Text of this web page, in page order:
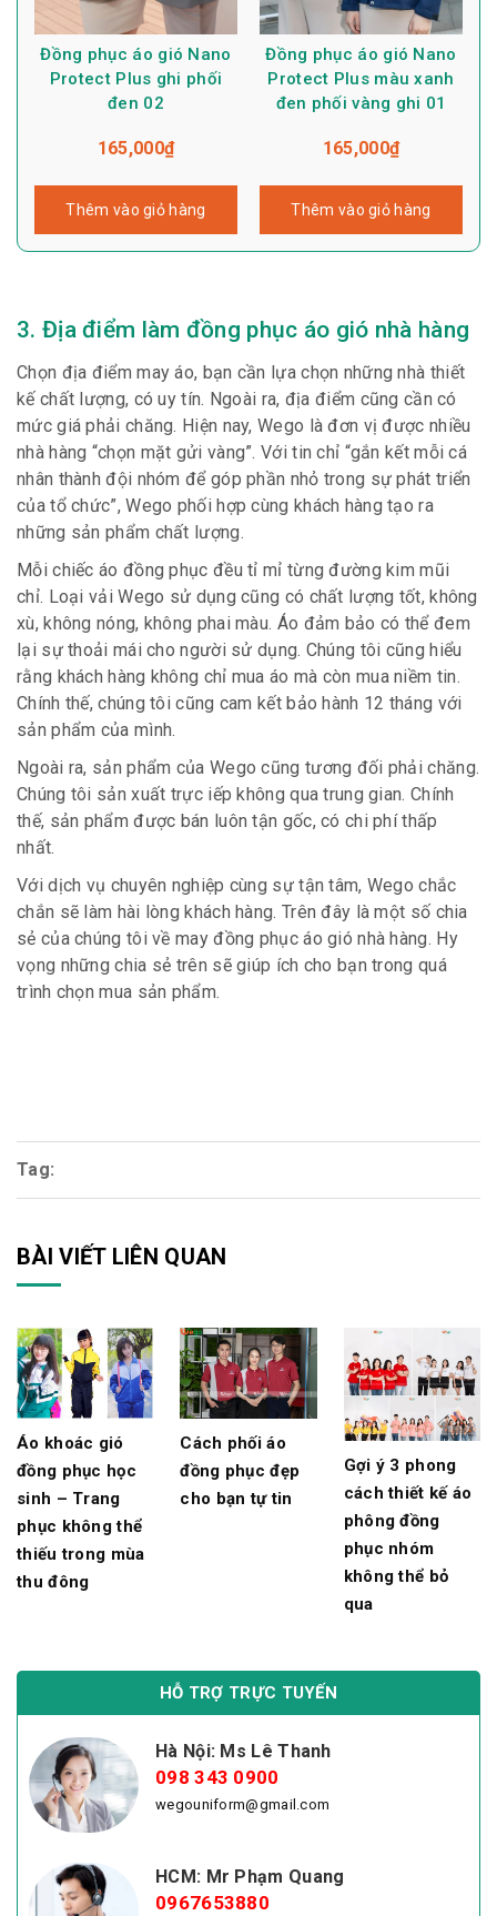
Đồng phục áo gió Nano
Protect Plus ghi phối
đen 02
165,000₫
Thêm vào giỏ hàng
Đồng phục áo gió Nano
Protect Plus màu xanh
đen phối vàng ghi 01
165,000₫
Thêm vào giỏ hàng
3. Địa điểm làm đồng phục áo gió nhà hàng
Chọn địa điểm may áo, bạn cần lựa chọn những nhà thiết
kế chất lượng, có uy tín. Ngoài ra, địa điểm cũng cần có
mức giá phải chăng. Hiện nay, Wego là đơn vị được nhiều
nhà hàng “chọn mặt gửi vàng”. Với tin chỉ “gắn kết mỗi cá
nhân thành đội nhóm để góp phần nhỏ trong sự phát triển
của tổ chức”, Wego phối hợp cùng khách hàng tạo ra
những sản phẩm chất lượng.
Mỗi chiếc áo đồng phục đều tỉ mỉ từng đường kim mũi
chỉ. Loại vải Wego sử dụng cũng có chất lượng tốt, không
xù, không nóng, không phai màu. Áo đảm bảo có thể đem
lại sự thoải mái cho người sử dụng. Chúng tôi cũng hiểu
rằng khách hàng không chỉ mua áo mà còn mua niềm tin.
Chính thế, chúng tôi cũng cam kết bảo hành 12 tháng với
sản phẩm của mình.
Ngoài ra, sản phẩm của Wego cũng tương đối phải chăng.
Chúng tôi sản xuất trực iếp không qua trung gian. Chính
thế, sản phẩm được bán luôn tận gốc, có chi phí thấp
nhất.
Với dịch vụ chuyên nghiệp cùng sự tận tâm, Wego chắc
chắn sẽ làm hài lòng khách hàng. Trên đây là một số chia
sẻ của chúng tôi về may đồng phục áo gió nhà hàng. Hy
vọng những chia sẻ trên sẽ giúp ích cho bạn trong quá
trình chọn mua sản phẩm.
Tag:
BÀI VIẾT LIÊN QUAN
Áo khoác gió
đồng phục học
sinh – Trang
phục không thể
thiếu trong mùa
thu đông
Cách phối áo
đồng phục đẹp
cho bạn tự tin
Gợi ý 3 phong
cách thiết kế áo
phông đồng
phục nhóm
không thể bỏ
qua
HỖ TRỢ TRỰC TUYẾN
Hà Nội: Ms Lê Thanh
098 343 0900
wegouniform@gmail.com
HCM: Mr Phạm Quang
0967653880